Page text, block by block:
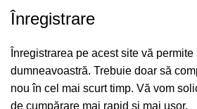
Înregistrare
Înregistrarea pe acest site vă
dumneavoastră. Trebuie doar să
nou în cel mai scurt timp. Vă vom
de cumpărare mai rapid și mai ușor.